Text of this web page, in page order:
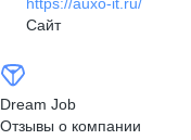
Сайт
Dream Job
Отзывы о компании